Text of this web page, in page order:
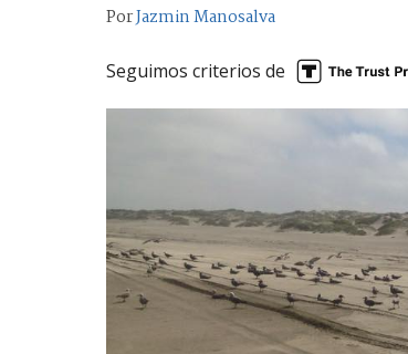
PorJazmin Manosalva
Seguimos criterios de